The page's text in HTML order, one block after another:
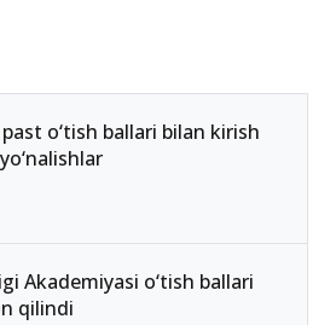
o‘tish ballari bilan kirish